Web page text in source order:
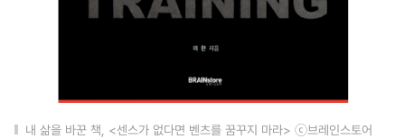
내 삶을 바꾼 책, <센스가 없다면 벤츠를 꿈꾸지 마라> ⓒ브레인스토어